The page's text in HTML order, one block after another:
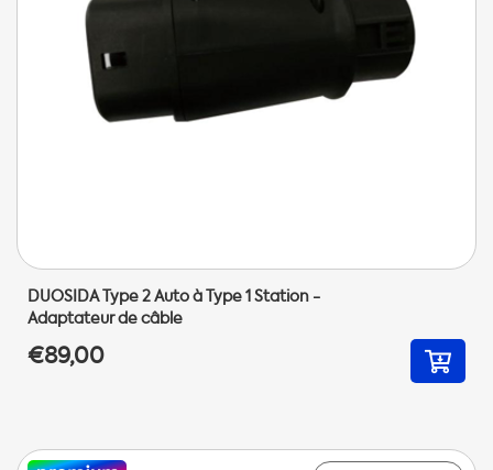
DUOSIDA Type 2 Auto à Type 1 Station -
Adaptateur de câble
€89,00